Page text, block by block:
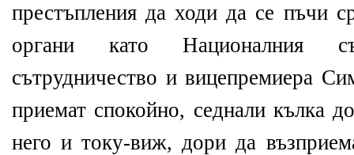
престъпления да ходи да се пъчи
органи като Националния
сътрудничество и вицепремиера
приемат спокойно, седнали кълка
него и току-виж, дори да